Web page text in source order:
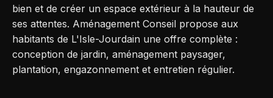
bien et de créer un espace extérieur à la hauteur de
ses attentes. Aménagement Conseil propose aux
habitants de L'Isle-Jourdain une offre complète :
conception de jardin, aménagement paysager,
plantation, engazonnement et entretien régulier.